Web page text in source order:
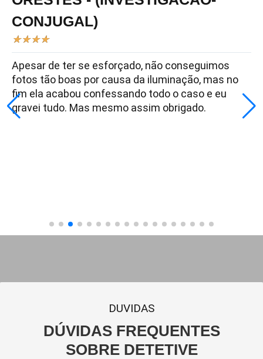
CONJUGAL)
★★★★
Apesar de ter se esforçado, não conseguimos
fotos tão boas por causa da iluminação, mas no
fim ela acabou confessando todo o caso e eu
gravei tudo. Mas mesmo assim obrigado.
DUVIDAS
DÚVIDAS FREQUENTES
SOBRE DETETIVE